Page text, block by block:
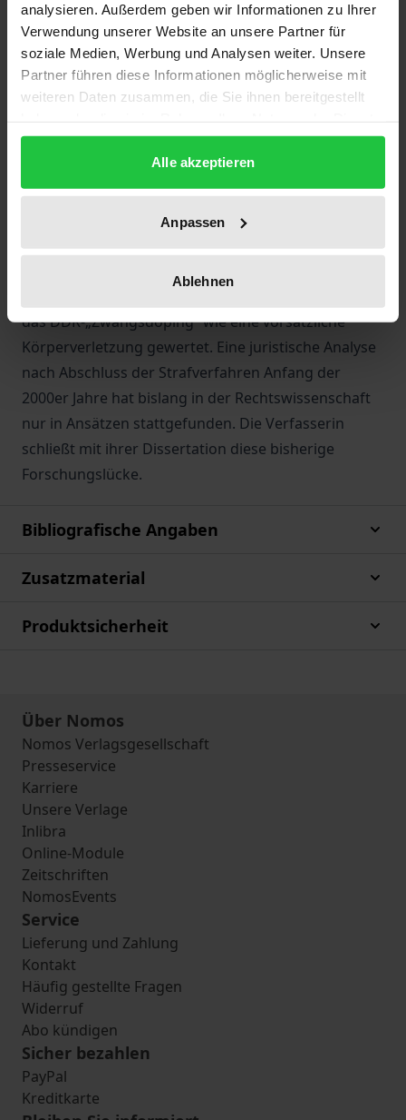
analysieren. Außerdem geben wir Informationen zu Ihrer
Verwendung unserer Website an unsere Partner für
soziale Medien, Werbung und Analysen weiter. Unsere
Partner führen diese Informationen möglicherweise mit
weiteren Daten zusammen, die Sie ihnen bereitgestellt
gesammelt haben.
Alle akzeptieren
Anpassen
Ablehnen
Beschreibung
Die sportliche Führung der DDR setzte gegenüber
seinen häufig noch minderjährigen Athlet:innen
mittels sportlicher Dominanz systemische
Überlegenheit gegenüber „dem Westen“ zu
demonstrieren. Insgesamt sollen etwa 8.000 bis
10.000 Athlet:innen in das staatliche
Dopingprogramm einbezogen gewesen sein.
das DDR-„Zwangsdoping“ wie eine vorsätzliche
Körperverletzung gewertet. Eine juristische Analyse
nach Abschluss der Strafverfahren Anfang der
2000er Jahre hat bislang in der Rechtswissenschaft
nur in Ansätzen stattgefunden. Die Verfasserin
schließt mit ihrer Dissertation diese bisherige
Forschungslücke.
Bibliografische Angaben
Zusatzmaterial
Produktsicherheit
Über Nomos
Nomos Verlagsgesellschaft
Presseservice
Karriere
Unsere Verlage
Inlibra
Online-Module
Zeitschriften
NomosEvents
Service
Lieferung und Zahlung
Kontakt
Häufig gestellte Fragen
Widerruf
Abo kündigen
Sicher bezahlen
PayPal
Kreditkarte